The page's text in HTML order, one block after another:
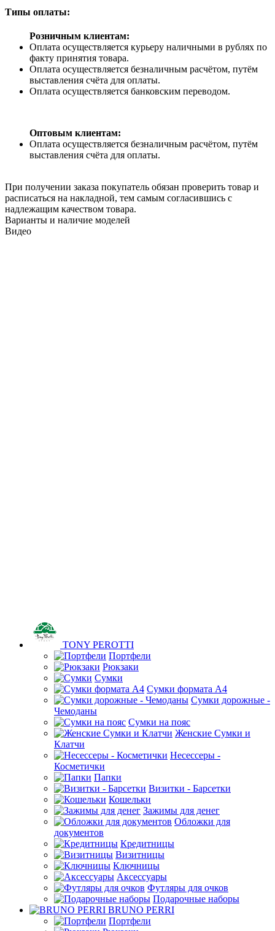
Типы оплаты:
Розничным клиентам:
Оплата осуществляется курьеру наличными в рублях по
факту принятия товара.
Оплата осуществляется безналичным расчётом, путём
выставления счёта для оплаты.
Оплата осуществляется банковским переводом.
Оптовым клиентам:
Оплата осуществляется безналичным расчётом, путём
выставления счёта для оплаты.
При получении заказа покупатель обязан проверить товар и
расписаться на накладной, тем самым согласившись с
надлежащим качеством товара.
Варианты и наличие моделей
Видео
TONY PEROTTI
Портфели
Рюкзаки
Сумки
Сумки формата А4
Сумки дорожные -
Чемоданы
Сумки на пояс
Женские Сумки и
Клатчи
Несессеры -
Косметички
Папки
Визитки - Барсетки
Кошельки
Зажимы для денег
Обложки для
документов
Кредитницы
Визитницы
Ключницы
Аксессуары
Футляры для очков
Подарочные наборы
BRUNO PERRI
Портфели